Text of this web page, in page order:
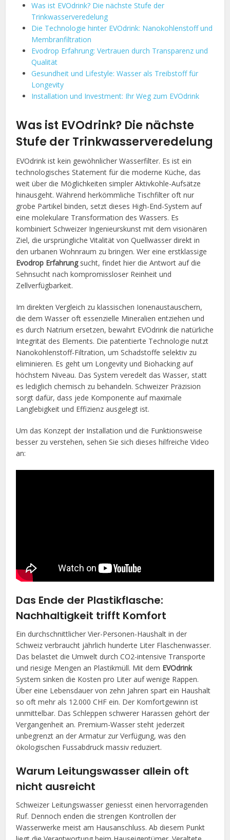
Was ist EVOdrink? Die nächste Stufe der
Trinkwasserveredelung
Die Technologie hinter EVOdrink: Nanokohlenstoff und
Membranfiltration
Evodrop Erfahrung: Vertrauen durch Transparenz und
Qualität
Gesundheit und Lifestyle: Wasser als Treibstoff für
Longevity
Installation und Investment: Ihr Weg zum EVOdrink
Was ist EVOdrink? Die nächste
Stufe der Trinkwasserveredelung
EVOdrink ist kein gewöhnlicher Wasserfilter. Es ist ein
technologisches Statement für die moderne Küche, das
weit über die Möglichkeiten simpler Aktivkohle-Aufsätze
hinausgeht. Während herkömmliche Tischfilter oft nur
grobe Partikel binden, setzt dieses High-End-System auf
eine molekulare Transformation des Wassers. Es
kombiniert Schweizer Ingenieurskunst mit dem visionären
Ziel, die ursprüngliche Vitalität von Quellwasser direkt in
den urbanen Wohnraum zu bringen. Wer eine erstklassige
Evodrop Erfahrungsucht, findet hier die Antwort auf die
Sehnsucht nach kompromissloser Reinheit und
Zellverfügbarkeit.
Im direkten Vergleich zu klassischen Ionenaustauschern,
die dem Wasser oft essenzielle Mineralien entziehen und
es durch Natrium ersetzen, bewahrt EVOdrink die natürliche
Integrität des Elements. Die patentierte Technologie nutzt
Nanokohlenstoff-Filtration, um Schadstoffe selektiv zu
eliminieren. Es geht um Longevity und Biohacking auf
höchstem Niveau. Das System veredelt das Wasser, statt
es lediglich chemisch zu behandeln. Schweizer Präzision
sorgt dafür, dass jede Komponente auf maximale
Langlebigkeit und Effizienz ausgelegt ist.
Um das Konzept der Installation und die Funktionsweise
besser zu verstehen, sehen Sie sich dieses hilfreiche Video
an:
Das Ende der Plastikflasche:
Nachhaltigkeit trifft Komfort
Ein durchschnittlicher Vier-Personen-Haushalt in der
Schweiz verbraucht jährlich hunderte Liter Flaschenwasser.
Das belastet die Umwelt durch CO2-intensive Transporte
und riesige Mengen an Plastikmüll. Mit dem EVOdrink
System sinken die Kosten pro Liter auf wenige Rappen.
Über eine Lebensdauer von zehn Jahren spart ein Haushalt
so oft mehr als 12.000 CHF ein. Der Komfortgewinn ist
unmittelbar. Das Schleppen schwerer Harassen gehört der
Vergangenheit an. Premium-Wasser steht jederzeit
unbegrenzt an der Armatur zur Verfügung, was den
ökologischen Fussabdruck massiv reduziert.
Warum Leitungswasser allein oft
nicht ausreicht
Schweizer Leitungswasser geniesst einen hervorragenden
Ruf. Dennoch enden die strengen Kontrollen der
Wasserwerke meist am Hausanschluss. Ab diesem Punkt